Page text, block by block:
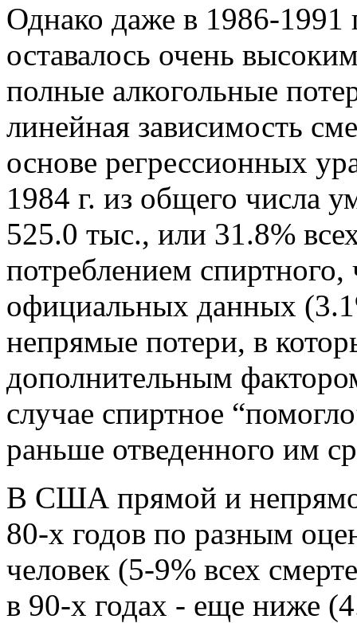
Однако даже в 1986-1991
оставалось очень
полные алкогольные
линейная зависимость
основе регрессионных
1984 г. из общего числа
525.0 тыс., или 31.8%
потреблением
официальных данных
непрямые потери, в
дополнительным
случае спиртное
раньше отведенного им
В США прямой и
80-х годов по разным
человек (5-9% всех
в 90-х годах - еще ниже